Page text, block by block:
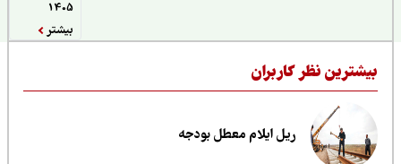
نظر کاربران
ریل ایلام معطل بودجه